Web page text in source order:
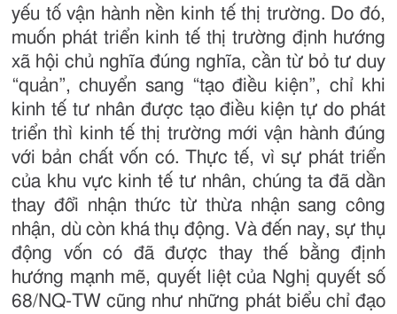
yếu tố vận hành nền kinh tế thị trường. Do đó,
muốn phát triển kinh tế thị trường định hướng
xã hội chủ nghĩa đúng nghĩa, cần từ bỏ tư duy
“quản”, chuyển sang “tạo điều kiện”, chỉ khi
kinh tế tư nhân được tạo điều kiện tự do phát
triển thì kinh tế thị trường mới vận hành đúng
với bản chất vốn có. Thực tế, vì sự phát triển
của khu vực kinh tế tư nhân, chúng ta đã dần
thay đổi nhận thức từ thừa nhận sang công
nhận, dù còn khá thụ động. Và đến nay, sự thụ
động vốn có đã được thay thế bằng định
hướng mạnh mẽ, quyết liệt của Nghị quyết số
68/NQ-TW cũng như những phát biểu chỉ đạo